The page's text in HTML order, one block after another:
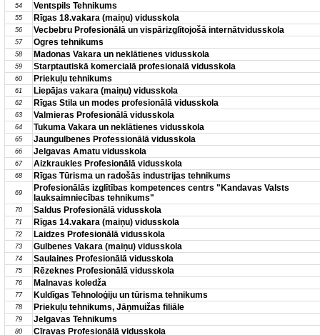
54 Ventspils Tehnikums
55 Rīgas 18.vakara (maiņu) vidusskola
56 Vecbebru Profesionālā un vispārizglītojošā internātvidusskola
57 Ogres tehnikums
58 Madonas Vakara un neklātienes vidusskola
59 Starptautiskā komercialā profesionalā vidusskola
60 Priekuļu tehnikums
61 Liepājas vakara (maiņu) vidusskola
62 Rīgas Stila un modes profesionālā vidusskola
63 Valmieras Profesionālā vidusskola
64 Tukuma Vakara un neklātienes vidusskola
65 Jaungulbenes Professionālā vidusskola
66 Jelgavas Amatu vidusskola
67 Aizkraukles Profesionālā vidusskola
68 Rīgas Tūrisma un radošās industrijas tehnikums
69
Profesionālās izglītības kompetences centrs "Kandavas Valsts
lauksaimniecības tehnikums"
70 Saldus Profesionālā vidusskola
71 Rīgas 14.vakara (maiņu) vidusskola
72 Laidzes Profesionālā vidusskola
73 Gulbenes Vakara (maiņu) vidusskola
74 Saulaines Profesionālā vidusskola
75 Rēzeknes Profesionālā vidusskola
76 Malnavas koledža
77 Kuldīgas Tehnoloģiju un tūrisma tehnikums
78 Priekuļu tehnikums, Jāņmuižas filiāle
79 Jelgavas Tehnikums
80 Cīravas Profesionālā vidusskola